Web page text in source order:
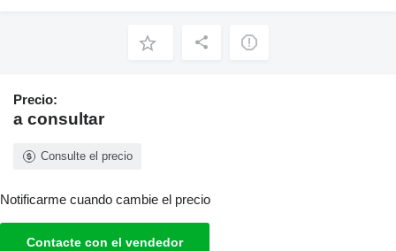
Precio:
a consultar
Consulte el precio
Notificarme cuando cambie el precio
Contacte con el vendedor